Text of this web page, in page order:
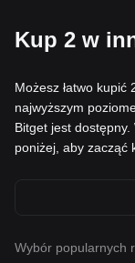
Kup 2 w
Możesz łatwo kupić
najwyższym
Bitget jest
poniżej, aby zacząć
Wybór popularnych